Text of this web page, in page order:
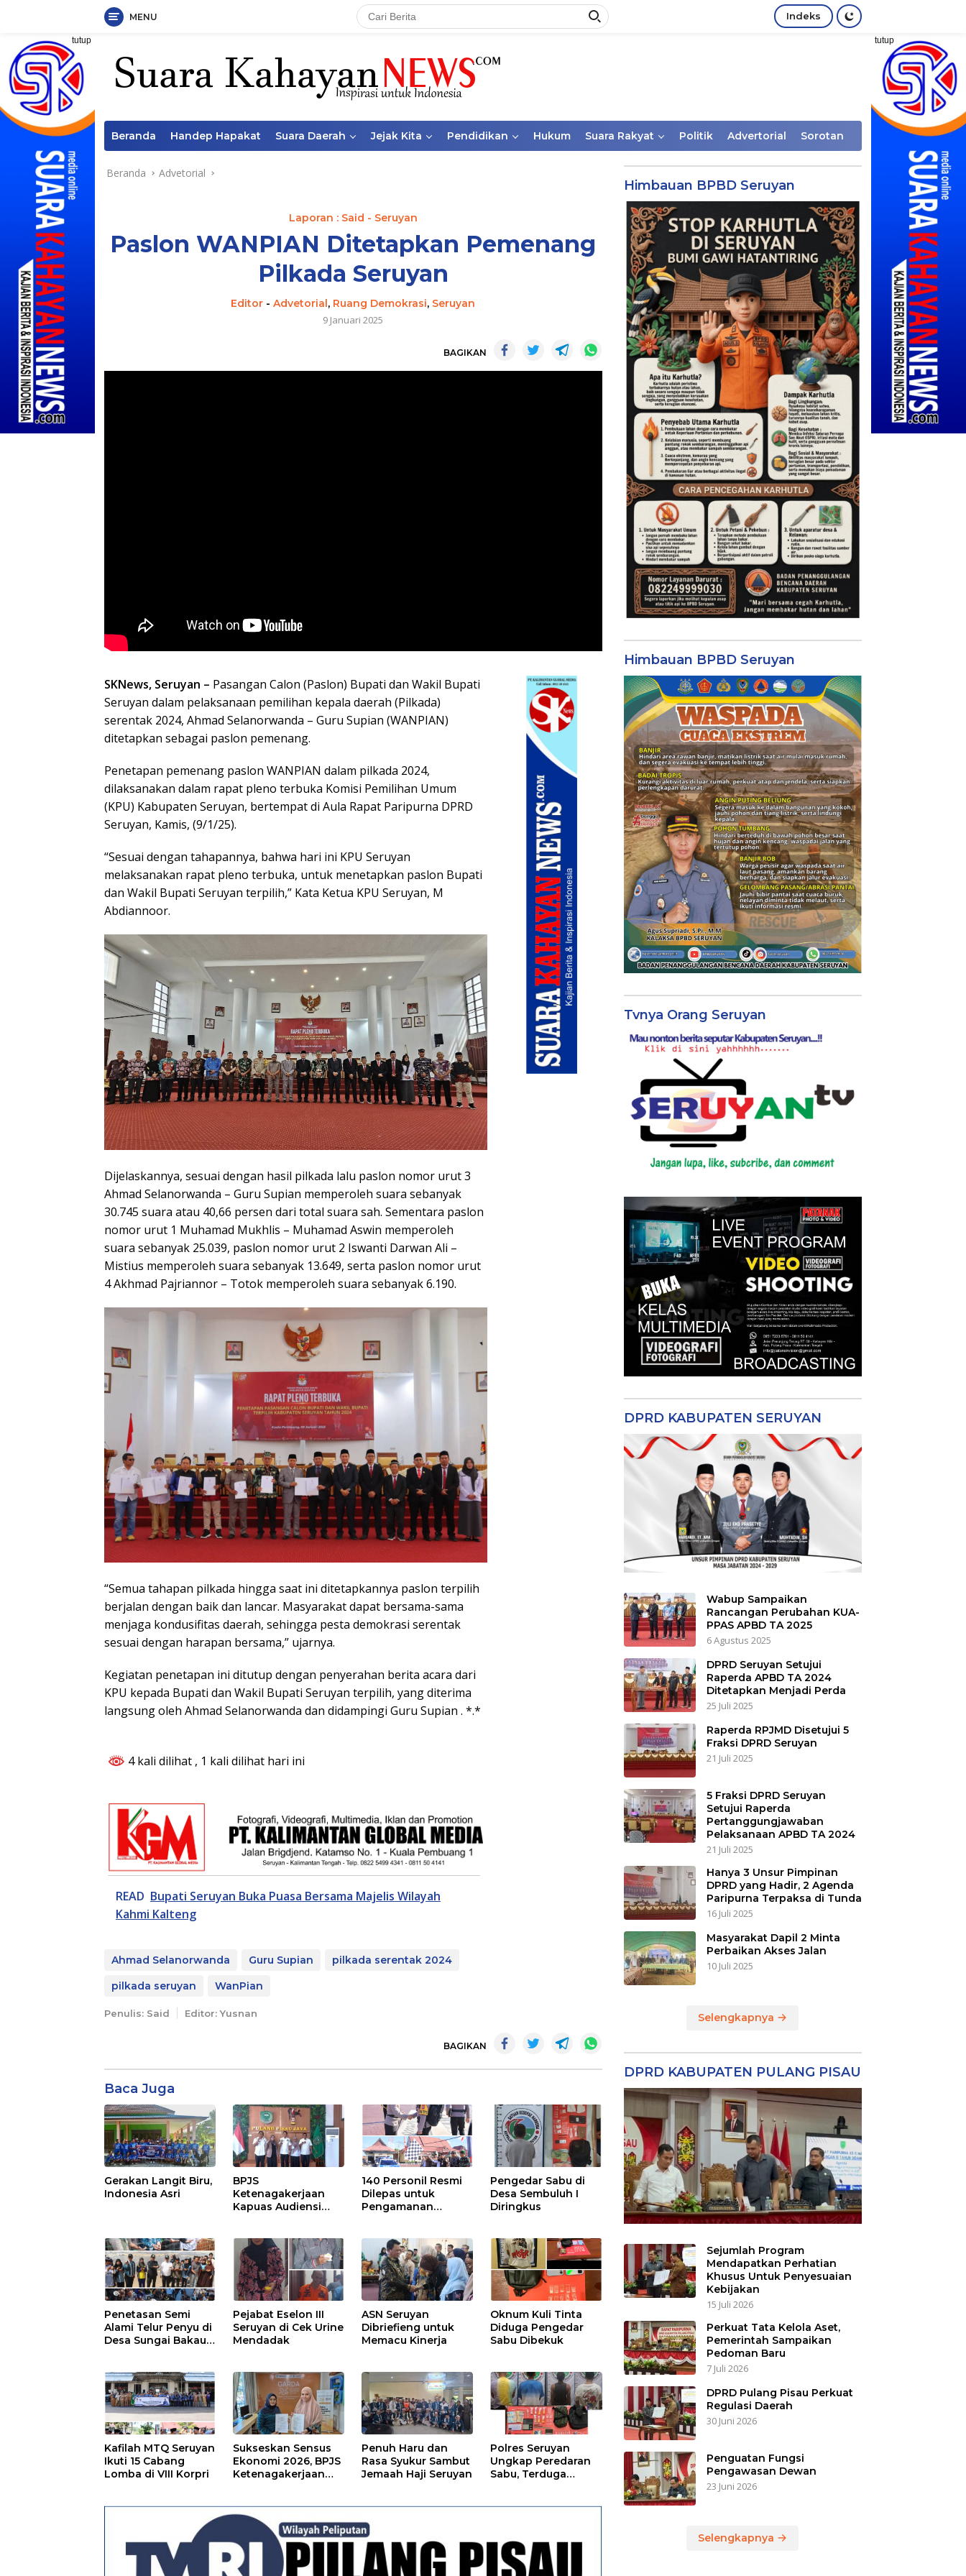
Langsung
konten
MENU Indeks
tutup tutup
Beranda Handep Hapakat Suara Daerah Jejak Kita Pendidikan Hukum Suara Rakyat Politik Advertorial Sorotan
Beranda Advetorial
Laporan : Said - Seruyan
Paslon WANPIAN Ditetapkan Pemenang
Pilkada Seruyan
Editor -Advetorial, Ruang Demokrasi, Seruyan
9 Januari 2025
BAGIKAN
SKNews, Seruyan – Pasangan Calon (Paslon) Bupati dan Wakil Bupati
Seruyan dalam pelaksanaan pemilihan kepala daerah (Pilkada)
serentak 2024, Ahmad Selanorwanda – Guru Supian (WANPIAN)
ditetapkan sebagai paslon pemenang.
Penetapan pemenang paslon WANPIAN dalam pilkada 2024,
dilaksanakan dalam rapat pleno terbuka Komisi Pemilihan Umum
(KPU) Kabupaten Seruyan, bertempat di Aula Rapat Paripurna DPRD
Seruyan, Kamis, (9/1/25).
“Sesuai dengan tahapannya, bahwa hari ini KPU Seruyan
melaksanakan rapat pleno terbuka, untuk menetapkan paslon Bupati
dan Wakil Bupati Seruyan terpilih,” Kata Ketua KPU Seruyan, M
Abdiannoor.
Dijelaskannya, sesuai dengan hasil pilkada lalu paslon nomor urut 3
Ahmad Selanorwanda – Guru Supian memperoleh suara sebanyak
30.745 suara atau 40,66 persen dari total suara sah. Sementara paslon
nomor urut 1 Muhamad Mukhlis – Muhamad Aswin memperoleh
suara sebanyak 25.039, paslon nomor urut 2 Iswanti Darwan Ali –
Mistius memperoleh suara sebanyak 13.649, serta paslon nomor urut
4 Akhmad Pajriannor – Totok memperoleh suara sebanyak 6.190.
“Semua tahapan pilkada hingga saat ini ditetapkannya paslon terpilih
berjalan dengan baik dan lancar. Masyarakat dapat bersama-sama
menjaga kondusifitas daerah, sehingga pesta demokrasi serentak
sesuai dengan harapan bersama,” ujarnya.
Kegiatan penetapan ini ditutup dengan penyerahan berita acara dari
KPU kepada Bupati dan Wakil Bupati Seruyan terpilih, yang diterima
langsung oleh Ahmad Selanorwanda dan didampingi Guru Supian . *.*
4 kali dilihat , 1 kali dilihat hari ini
READ Bupati Seruyan Buka Puasa Bersama Majelis Wilayah
Kahmi Kalteng
Ahmad Selanorwanda Guru Supian
pilkada serentak 2024
pilkada seruyan
WanPian
Penulis: Said Editor: Yusnan
BAGIKAN
Baca Juga
Gerakan Langit Biru,
Indonesia Asri
BPJS
Ketenagakerjaan
Kapuas Audiensi
Kepesertaan PKBU,
Ekosistem Desa, dan
Pekerja Rentan
140 Personil Resmi
Dilepas untuk
Pengamanan
Pengedar Sabu di
Desa Sembuluh I
Diringkus
Penetasan Semi
Alami Telur Penyu di
Desa Sungai Bakau
Pejabat Eselon III
Seruyan di Cek Urine
Mendadak
ASN Seruyan
Dibriefieng untuk
Memacu Kinerja
Oknum Kuli Tinta
Diduga Pengedar
Sabu Dibekuk
Kafilah MTQ Seruyan
Ikuti 15 Cabang
Lomba di VIII Korpri
Sukseskan Sensus
Ekonomi 2026, BPJS
Ketenagakerjaan
Petugas Lapangan
Penuh Haru dan
Rasa Syukur Sambut
Jemaah Haji Seruyan
Polres Seruyan
Ungkap Peredaran
Sabu, Terduga
Himbauan BPBD Seruyan
Himbauan BPBD Seruyan
Tvnya Orang Seruyan
DPRD KABUPATEN SERUYAN
Wabup Sampaikan
Rancangan Perubahan KUA-
PPAS APBD TA 2025
6 Agustus 2025
DPRD Seruyan Setujui
Raperda APBD TA 2024
Ditetapkan Menjadi Perda
25 Juli 2025
Raperda RPJMD Disetujui 5
Fraksi DPRD Seruyan
21 Juli 2025
5 Fraksi DPRD Seruyan
Setujui Raperda
Pertanggungjawaban
Pelaksanaan APBD TA 2024
21 Juli 2025
Hanya 3 Unsur Pimpinan
DPRD yang Hadir, 2 Agenda
Paripurna Terpaksa di Tunda
16 Juli 2025
Masyarakat Dapil 2 Minta
Perbaikan Akses Jalan
10 Juli 2025
Selengkapnya
DPRD KABUPATEN PULANG PISAU
Sejumlah Program
Mendapatkan Perhatian
Khusus Untuk Penyesuaian
Kebijakan
15 Juli 2026
Perkuat Tata Kelola Aset,
Pemerintah Sampaikan
Pedoman Baru
7 Juli 2026
DPRD Pulang Pisau Perkuat
Regulasi Daerah
30 Juni 2026
Penguatan Fungsi
Pengawasan Dewan
23 Juni 2026
Selengkapnya